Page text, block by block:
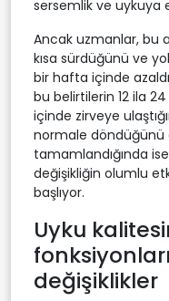
sersemlik ve uykuya
Ancak uzmanlar, bu
kısa sürdüğünü ve
bir hafta içinde
bu belirtilerin 12 ila 24
içinde zirveye
normale döndüğünü
tamamlandığında
değişikliğin olumlu
başlıyor.
Uyku
değişiklikler